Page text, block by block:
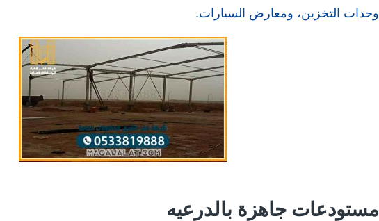
وحدات التخزين، ومعارض السيارات.
مستودعات جاهزة بالدرعيه